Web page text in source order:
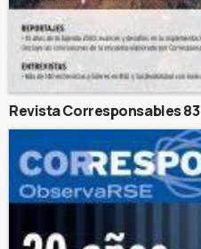
Revista Corresponsables 83